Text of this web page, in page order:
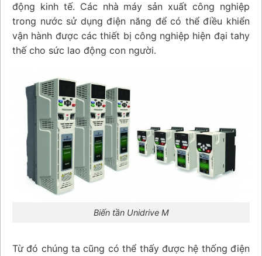
động kinh tế. Các nhà máy sản xuất công nghiệp
trong nước sử dụng điện năng để có thể điều khiển
vận hành được các thiết bị công nghiệp hiện đại tahy
thế cho sức lao động con người.
Biến tần Unidrive M
Từ đó chúng ta cũng có thể thấy được hệ thống điện